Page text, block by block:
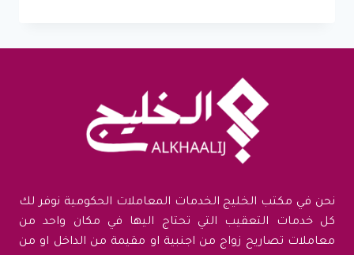
لإنهاء
معاملات
الزواج
في
المملكة
(مضمون
نحن في مكتب الخليج الخدمات المعاملات الحكومية نوفر لك
كل خدمات التعقيب التي تحتاج اليها في مكان واحد من
معاملات تصاريح زواج من اجنبية او مقيمة من الداخل او من